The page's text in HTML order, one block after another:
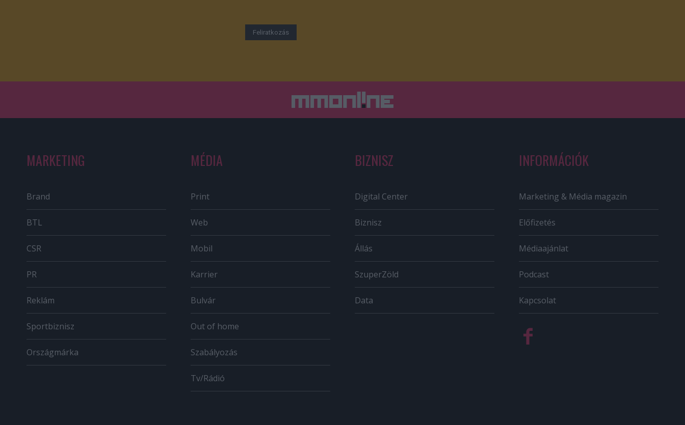
MARKETING
Brand
BTL
CSR
PR
Reklám
Sportbiznisz
Országmárka
MÉDIA
Print
Web
Mobil
Karrier
Bulvár
Out of home
Szabályozás
Tv/Rádió
BIZNISZ
Digital Center
Biznisz
Állás
SzuperZöld
Data
INFORMÁCIÓK
Marketing & Média magazin
Előfizetés
Médiaajánlat
Podcast
Kapcsolat